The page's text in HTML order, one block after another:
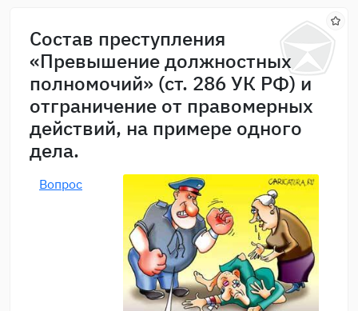
Состав преступления
«Превышение должностных
полномочий» (ст. 286 УК РФ) и
отграничение от правомерных
действий, на примере одного
дела.
Вопрос